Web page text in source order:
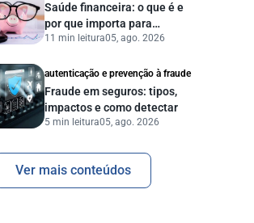
Saúde financeira: o que é e
por que importa para
pessoas e empresas?
11 min leitura05, ago. 2026
autenticação e prevenção à fraude
Fraude em seguros: tipos,
impactos e como detectar
5 min leitura05, ago. 2026
Ver mais conteúdos